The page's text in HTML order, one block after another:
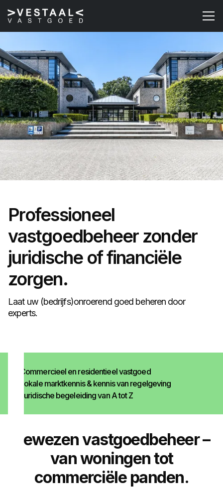
Professioneel
vastgoedbeheer zonder
juridische of financiële
zorgen.
Laat uw (bedrijfs)onroerend goed beheren door
experts.
Commercieel en residentieel vastgoed
Lokale marktkennis & kennisvan regelgeving
Juridische begeleiding van A tot Z
Bewezen vastgoedbeheer –
van woningen tot
commerciële panden.